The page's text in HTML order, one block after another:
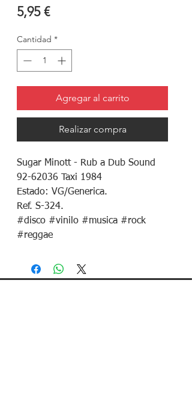
5,95 €Precio
Cantidad *
Agregar al carrito
Realizar compra
Sugar Minott - Rub a Dub Sound
92-62036 Taxi 1984
Estado: VG/Generica.
Ref. S-324.
#disco #vinilo #musica #rock
#reggae